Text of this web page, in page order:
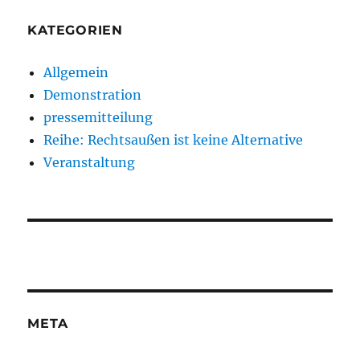
KATEGORIEN
Allgemein
Demonstration
pressemitteilung
Reihe: Rechtsaußen ist keine Alternative
Veranstaltung
META